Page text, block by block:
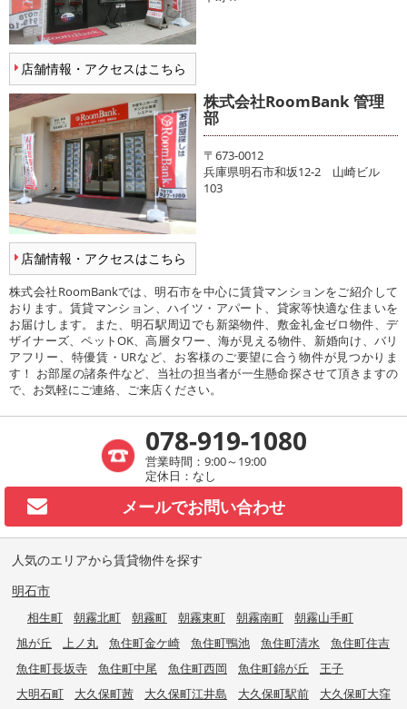
店舗情報・アクセスはこちら
店舗情報・アクセスはこちら
株式会社RoomBank 管理
部
〒673-0012
兵庫県明石市和坂12-2 山崎ビル
103
株式会社RoomBankでは、明石市を中心に賃貸マンションをご紹介して
おります。賃貸マンション、ハイツ・アパート、貸家等快適な住まいを
お届けします。また、明石駅周辺でも新築物件、敷金礼金ゼロ物件、デ
ザイナーズ、ペットOK、高層タワー、海が見える物件、新婚向け、バリ
アフリー、特優賃・URなど、お客様のご要望に合う物件が見つかりま
す！ お部屋の諸条件など、当社の担当者が一生懸命探させて頂きますの
で、お気軽にご連絡、ご来店ください。
078-919-1080
営業時間：9:00～19:00
定休日：なし
メールでお問い合わせ
人気のエリアから賃貸物件を探す
明石市
相生町 朝霧北町 朝霧町 朝霧東町 朝霧南町
朝霧山手町
旭が丘
上ノ丸 魚住町金ケ崎 魚住町鴨池 魚住町清水
魚住町住吉
魚住町長坂寺
魚住町中尾 魚住町西岡 魚住町錦が丘
王子
大明石町
大久保町茜 大久保町江井島 大久保町駅前
大久保町大窪